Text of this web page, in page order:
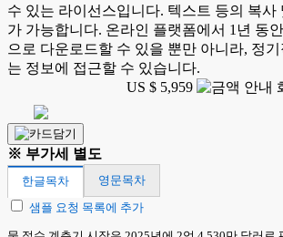
수 있는 라이선스입니다. 텍스트 등의 복사
가 가능합니다. 온라인 플랫폼에서 1년 동
으로 다운로드할 수 있을 뿐만 아니라, 정
는 정보에 접근할 수 있습니다.
US $ 5,959
※ 부가세 별도
한글목차
영문목차
샘플 요청 목록에 추가